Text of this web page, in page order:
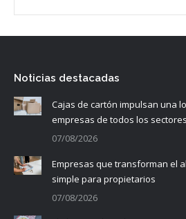
Noticias destacadas
Cajas de cartón impulsan una
empresas de todos los sectores
07/08/2026
Empresas que transforman el
simple para propietarios
07/08/2026